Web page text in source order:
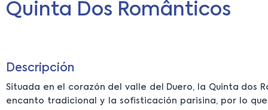
Quinta Dos Românticos
Descripción
Situada en el corazón del valle del Duero, la Quinta dos
encanto tradicional y la sofisticación parisina, por lo